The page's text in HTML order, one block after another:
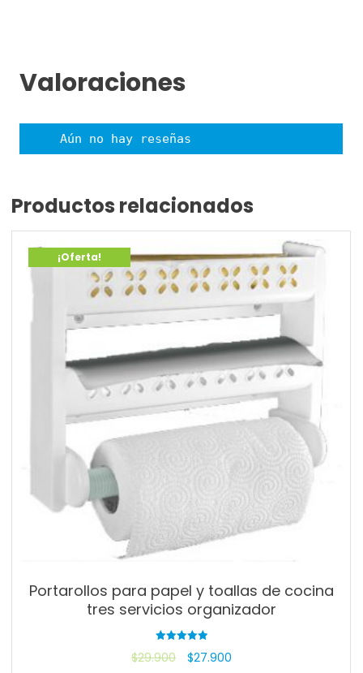
Valoraciones
Aún no hay reseñas
Productos relacionados
¡Oferta!
Portarollos para papel y toallas de cocina
tres servicios organizador
con
$29.900 $27.900